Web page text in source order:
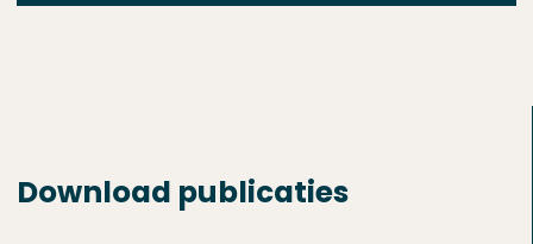
Download publicaties